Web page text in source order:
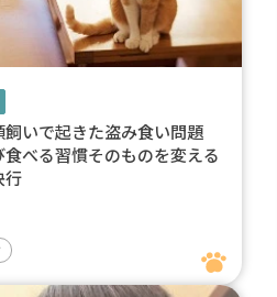
飼いで起きた盗み食い問題
食べる習慣そのものを変える
行